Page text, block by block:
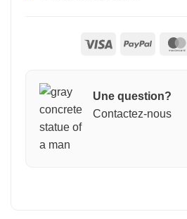
Visa PayPal
Une question?
Contactez-nous